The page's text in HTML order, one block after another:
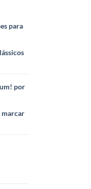
para
por
marcar